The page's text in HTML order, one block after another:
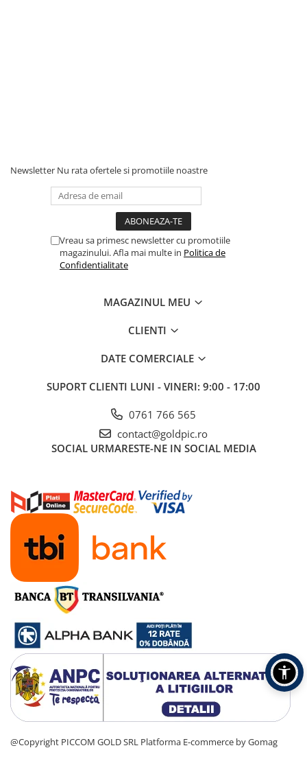
Newsletter Nu rata ofertele si promotiile noastre
Vreau sa primesc newsletter cu promotiile
magazinului. Afla mai multe in Politica de
Confidentialitate
MAGAZINUL MEU
CLIENTI
DATE COMERCIALE
SUPORT CLIENTI LUNI - VINERI: 9:00 - 17:00
0761 766 565
contact@goldpic.ro
SOCIAL URMARESTE-NE IN SOCIAL MEDIA
@Copyright PICCOM GOLD SRL Platforma E-commerce by Gomag